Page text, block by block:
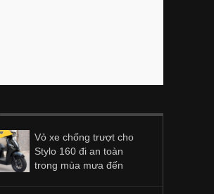
Vỏ xe chống trượt cho
Stylo 160 đi an toàn
trong mùa mưa đến